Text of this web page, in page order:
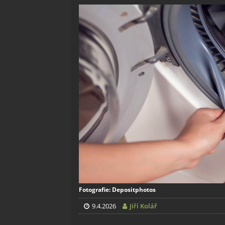
Fotografie: Depositphotos
9.4.2026 Jiří Kolář